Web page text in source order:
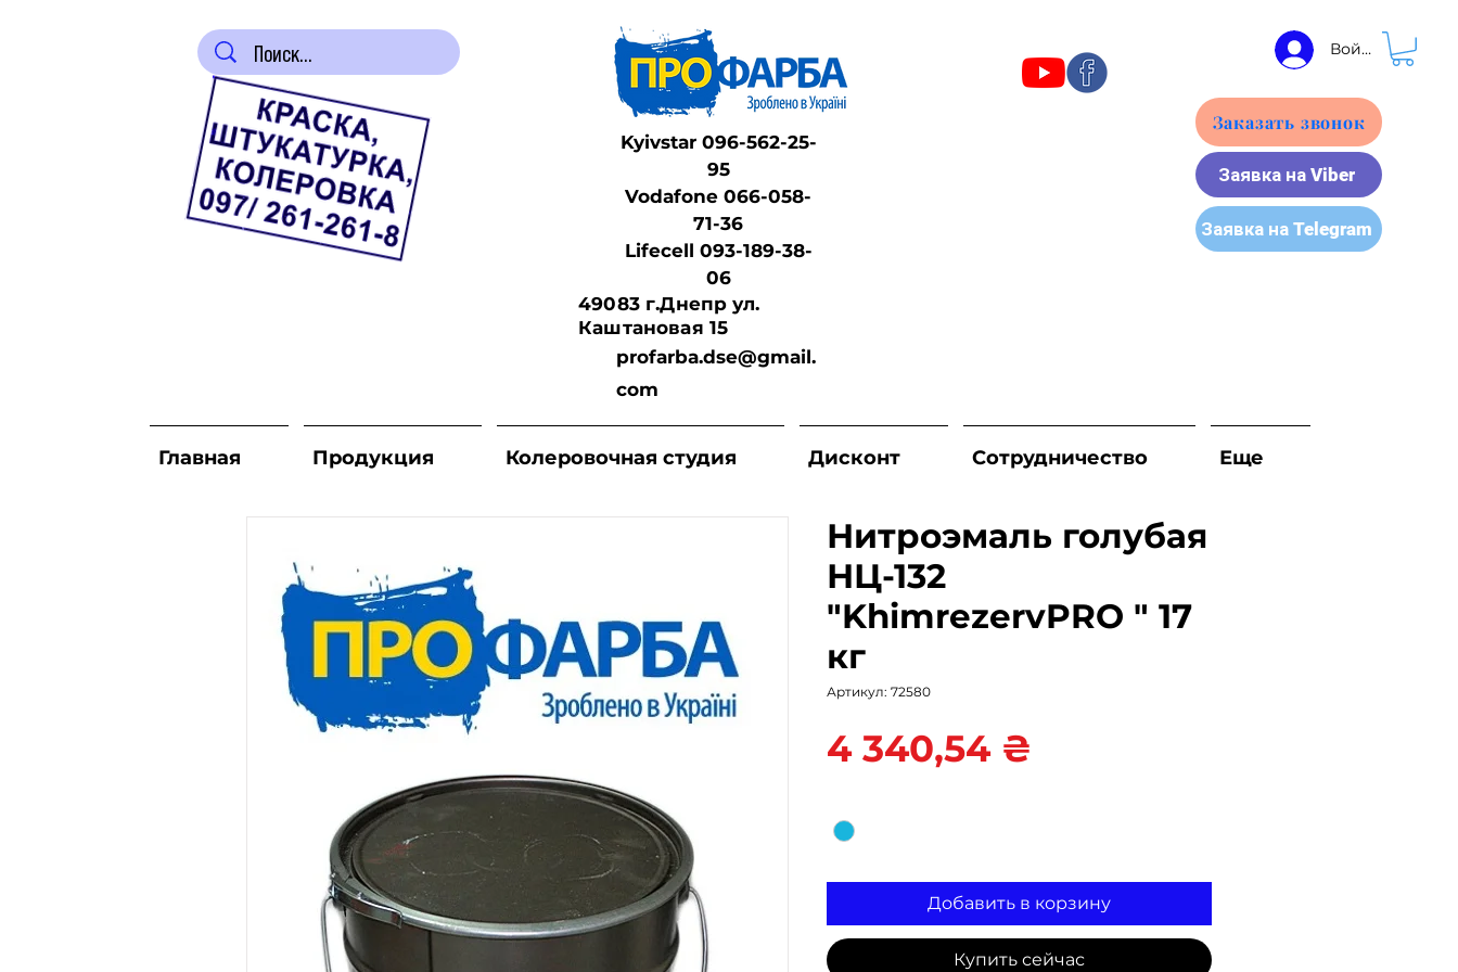
Заявка на Telegram
Заявка на Viber
Заказать звонок
Kyivstar 096-562-25-
95
Vodafone 066-058-
71-36
Lifeсell 093-189-38-
06
49083 г.Днепр ул.
Каштановая 15
profarba.dse@gmail.
com
Главная Продукция Колеровочная студия Дисконт Сотрудничество Еще
Войти
Нитроэмаль голубая
НЦ-132
"KhimrezervPRO " 17
кг
Артикул: 72580
4 340,54 ₴
Добавить в корзину
Купить сейчас